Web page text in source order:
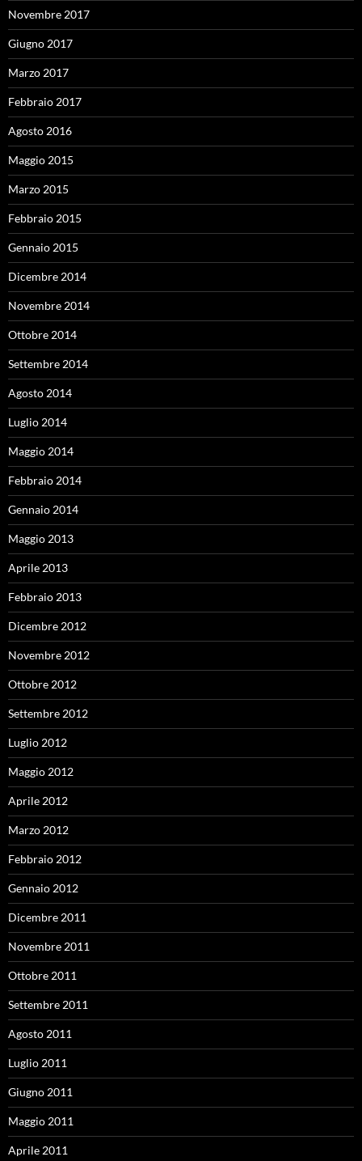
Novembre 2017
Giugno 2017
Marzo 2017
Febbraio 2017
Agosto 2016
Maggio 2015
Marzo 2015
Febbraio 2015
Gennaio 2015
Dicembre 2014
Novembre 2014
Ottobre 2014
Settembre 2014
Agosto 2014
Luglio 2014
Maggio 2014
Febbraio 2014
Gennaio 2014
Maggio 2013
Aprile 2013
Febbraio 2013
Dicembre 2012
Novembre 2012
Ottobre 2012
Settembre 2012
Luglio 2012
Maggio 2012
Aprile 2012
Marzo 2012
Febbraio 2012
Gennaio 2012
Dicembre 2011
Novembre 2011
Ottobre 2011
Settembre 2011
Agosto 2011
Luglio 2011
Giugno 2011
Maggio 2011
Aprile 2011